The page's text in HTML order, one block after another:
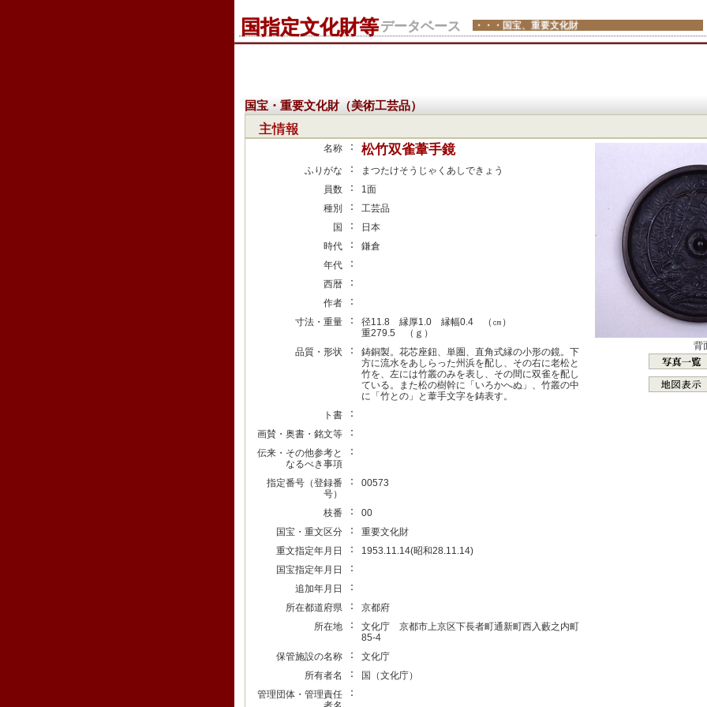
国指定文化財等データベース ・・・国宝、重要文化財
国宝・重要文化財（美術工芸品）
主情報
名称 ： 松竹双雀葦手鏡
ふりがな ：
まつたけそうじゃくあしできょう
員数
：
1面
種別
：
工芸品
国
：
日本
時代
：
鎌倉
年代
：
西暦 ：
作者 ：
寸法・重量 ：
径11.8 縁厚1.0 縁幅0.4 （㎝）
重279.5 （ｇ）
品質・形状
：
鋳銅製。花芯座鈕、単圏、直角式縁の小形の鏡。下
方に流水をあしらった州浜を配し、その右に老松と
竹を、左には竹叢のみを表し、その間に双雀を配し
ている。また松の樹幹に「いろかへぬ」、竹叢の中
に「竹との」と葦手文字を鋳表す。
ト書
：
画賛・奥書・銘文等 ：
伝来・その他参考と
なるべき事項
：
指定番号（登録番
号）
： 00573
枝番 ：
00
国宝・重文区分
：
重要文化財
重文指定年月日
：
1953.11.14(昭和28.11.14)
国宝指定年月日
：
追加年月日 ：
所在都道府県 ：
京都府
所在地
：
文化庁 京都市上京区下長者町通新町西入藪之内町
85-4
保管施設の名称
：
文化庁
所有者名
：
国（文化庁）
管理団体・管理責任
：
背